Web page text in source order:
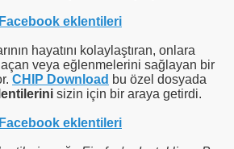
eklentileri
hayatını kolaylaştıran, onlara
açan veya eğlenmelerini sağlayan bir
CHIP Download bu özel dosyada
sizin için bir araya getirdi.
eklentileri